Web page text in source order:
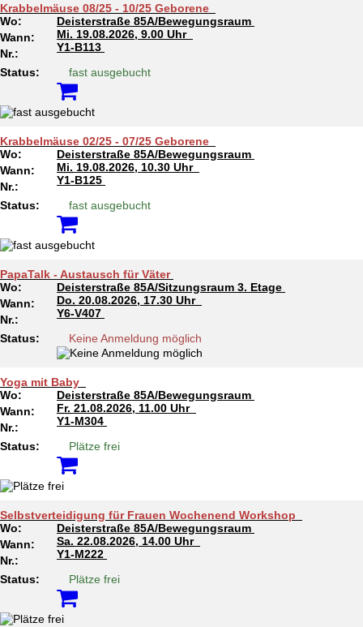
Krabbelmäuse 08/25 - 10/25 Geborene
Wo:
Deisterstraße 85A/Bewegungsraum
Wann:
Mi. 19.08.2026, 9.00 Uhr
Nr.:
Y1-B113
Status:
fast ausgebucht
Krabbelmäuse 02/25 - 07/25 Geborene
Wo:
Deisterstraße 85A/Bewegungsraum
Wann:
Mi. 19.08.2026, 10.30 Uhr
Nr.:
Y1-B125
Status:
fast ausgebucht
PapaTalk - Austausch für Väter
Wo:
Deisterstraße 85A/Sitzungsraum 3. Etage
Wann:
Do. 20.08.2026, 17.30 Uhr
Nr.:
Y6-V407
Status:
Keine Anmeldung möglich
Yoga mit Baby
Wo:
Deisterstraße 85A/Bewegungsraum
Wann:
Fr. 21.08.2026, 11.00 Uhr
Nr.:
Y1-M304
Status:
Plätze frei
Selbstverteidigung für Frauen Wochenend Workshop
Wo:
Deisterstraße 85A/Bewegungsraum
Wann:
Sa. 22.08.2026, 14.00 Uhr
Nr.:
Y1-M222
Status:
Plätze frei